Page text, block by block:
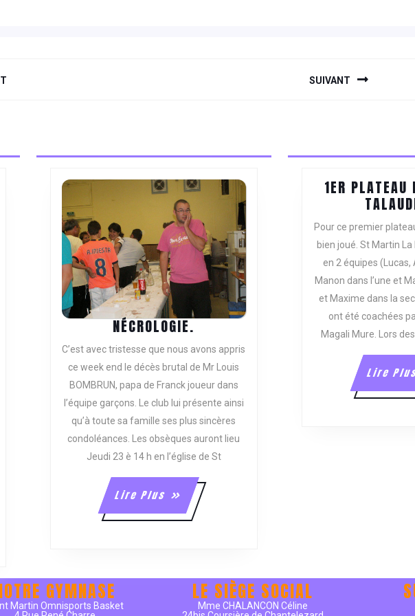
SUIVANT
NÉCROLOGIE.NÉCROLOGIE.
C’est avec tristesse que nous avons appris
ce week end le décès brutal de Mr Louis
BOMBRUN, papa de Franck joueur dans
l’équipe garçons. Le club lui présente ainsi
qu’à toute sa famille ses plus sincères
condoléances. Les obsèques auront lieu
Jeudi 23 è 14 h en l’église de St
Lire Plus
Lire
Plus
1ER
Pour ce premier
bien joué. St Martin
en 2 équipes
Manon dans l’une et
et Maxime dans la
ont été coachées
Magali Mure. Lors
Lire
GYMNASE
Martin Omnisports Basket
LE SIÈGE SOCIAL
Mme CHALANCON Céline